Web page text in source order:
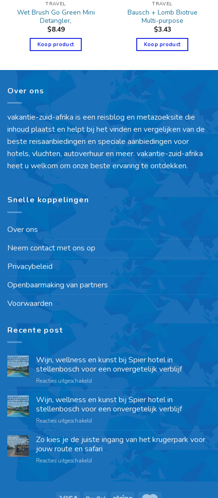
TRAVEL
Wet Brush Go Green Mini
Detangler,
$8.49
Koop product
TRAVEL
Bausch + Lomb Biotrue
Multi-purpose
$3.43
Koop product
Over ons
vakantie-zuid-afrika is een reisblog en metazoeksite die
inhoud plaatst en helpt bij het vinden en vergelijken van de
beste reisaanbiedingen en speciale aanbiedingen voor
hotels, vluchten, autoverhuur en meer. vakantie-zuid-afrika
heet u welkom om onze beste ervaring te ontdekken.
Snelle koppelingen
Over ons
Neem contact met ons op
Privacybeleid
Openbaarmaking van partners
Voorwaarden
Recente post
Wijn, wellness en kunst bij Spier hotel in
stellenbosch voor een onvergetelijk verblijf
Reacties uitgeschakeld
Wijn, wellness en kunst bij Spier hotel in
stellenbosch voor een onvergetelijk verblijf
Reacties uitgeschakeld
Zo kies je de juiste ingang van het krugerpark voor
jouw route en safari
Reacties uitgeschakeld